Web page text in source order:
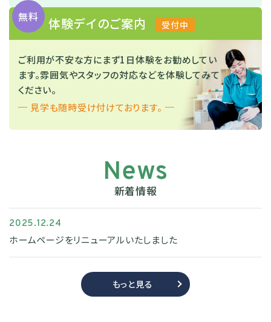
無料 体験デイのご案内 受付中
ご利用が不安な方にまず1日体験をお勧めしてい
ます。雰囲気やスタッフの対応などを体験してみて
ください。
見学も随時受け付けております。
News
新着情報
もっと見る
2025.12.24
ホームページをリニューアルいたしました